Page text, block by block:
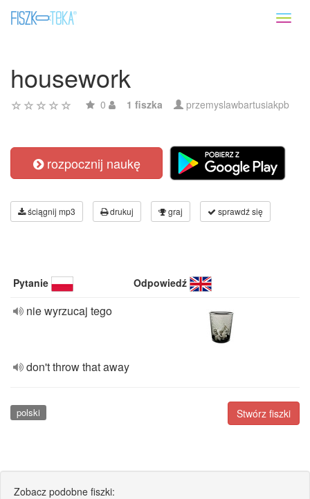
housework
0 1 fiszka przemyslawbartusiakpb
rozpocznij naukę
ściągnij mp3 drukuj graj sprawdź się
Pytanie Odpowiedź
nie wyrzucaj tego
don't throw that away
Stwórz fiszki
polski
Zobacz podobne fiszki: